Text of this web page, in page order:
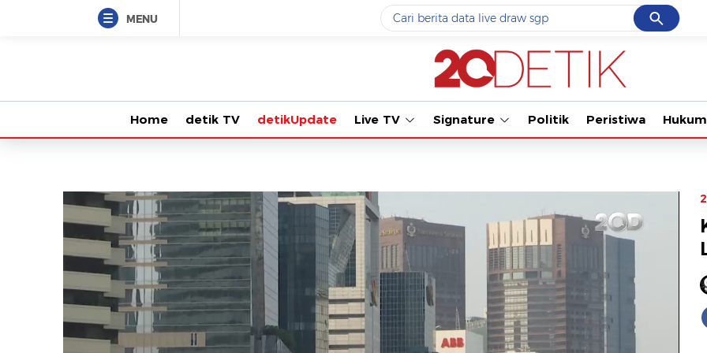
MENU Cancel
Yang sedang ramai dicari
#3streaming motogp
#5data live draw sgp
Promoted
Terakhir yang dicari
Loading...
Tonton
Home detik TV detikUpdate Live TV Signature Politik Peristiwa Hukum